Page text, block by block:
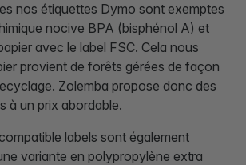
nos étiquettes Dymo sont exemptes
nocive BPA (bisphénol A) et
avec le label FSC. Cela nous
provient de forêts gérées de façon
Zolemba propose donc des
à un prix abordable.
labels sont également
variante en polypropylène extra